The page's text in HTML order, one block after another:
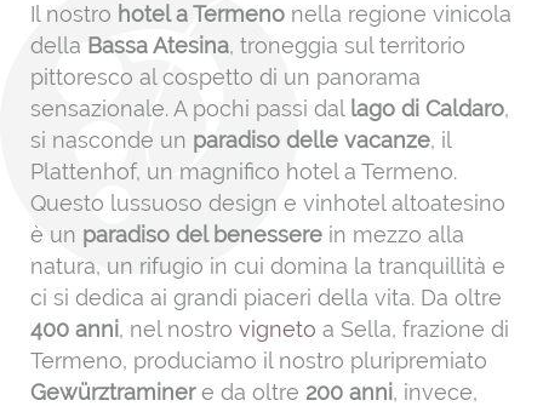
Il nostro hotel a Termeno nella regione vinicola
della Bassa Atesina, troneggia sul territorio
pittoresco al cospetto di un panorama
sensazionale. A pochi passi dal lago di Caldaro,
si nasconde un paradiso delle vacanze, il
Plattenhof, un magnifico hotel a Termeno.
Questo lussuoso design e vinhotel altoatesino
è un paradiso del benessere in mezzo alla
natura, un rifugio in cui domina la tranquillità e
ci si dedica ai grandi piaceri della vita. Da oltre
400 anni, nel nostro vigneto a Sella, frazione di
Termeno, produciamo il nostro pluripremiato
Gewürztraminere da oltre 200 anni, invece,